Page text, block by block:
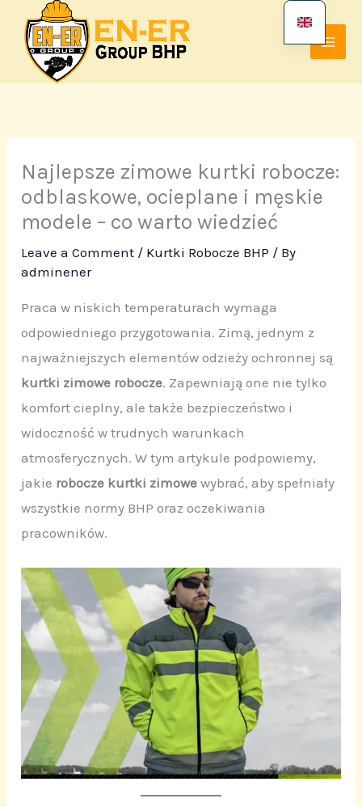
content
Najlepsze zimowe kurtki robocze:
odblaskowe, ocieplane i męskie
modele – co warto wiedzieć
Leave a Comment / Kurtki Robocze BHP / By
adminener
Praca w niskich temperaturach wymaga
odpowiedniego przygotowania. Zimą, jednym z
najważniejszych elementów odzieży ochronnej są
kurtki zimowe robocze. Zapewniają one nie tylko
komfort cieplny, ale także bezpieczeństwo i
widoczność w trudnych warunkach
atmosferycznych. W tym artykule podpowiemy,
jakie robocze kurtki zimowe wybrać, aby spełniały
wszystkie normy BHP oraz oczekiwania
pracowników.